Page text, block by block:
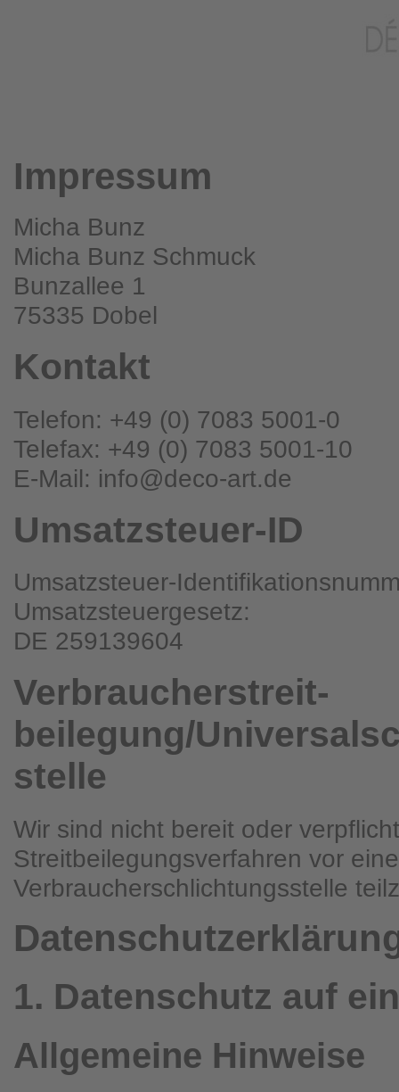
Impressum
Micha Bunz
Micha Bunz Schmuck
Bunzallee 1
75335 Dobel
Kontakt
Telefon: +49 (0) 7083 5001-0
Telefax: +49 (0) 7083 5001-10
E-Mail: info@deco-art.de
Umsatzsteuer-ID
Umsatzsteuer-
Umsatzsteuergesetz:
DE 259139604
Verbraucher­streit­
beilegung/
stelle
Wir sind nicht bereit oder
Streitbeilegungsverfahren vor
Verbraucherschlichtungsstelle
1. Datenschutz auf
Allgemeine Hinweise